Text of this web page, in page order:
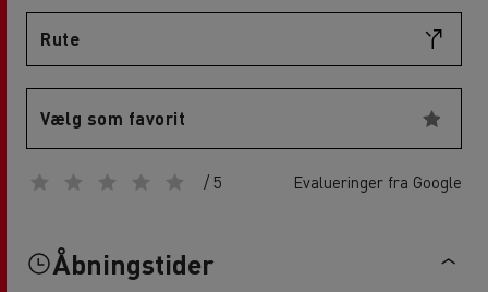
Rute
Vælg som favorit
/ 5 Evalueringer fra Google
Åbningstider